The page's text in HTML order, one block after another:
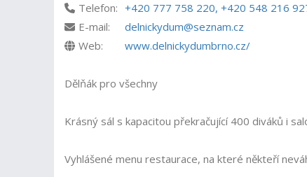
Telefon: +420 777 758 220, +420 548 216
E-mail:
delnickydum@seznam.cz
Web:
www.delnickydumbrno.cz/
Dělňák pro všechny
Krásný sál s kapacitou překračující 400 diváků i
Vyhlášené menu restaurace, na které někteří